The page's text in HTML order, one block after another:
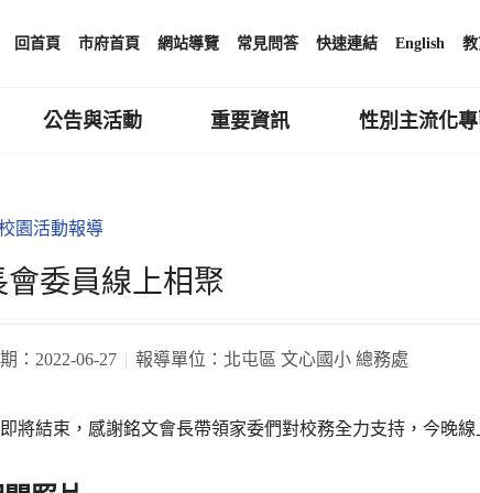
回首頁 市府首頁 網站導覽 常見問答 快速連結 English
公告與活動 重要資訊 性別主流化
園活動報導
會委員線上相聚
： 2022-06-27 報導單位： 北屯區 文心國小 總務處
將結束，感謝銘文會長帶領家委們對校務全力支持，今晚